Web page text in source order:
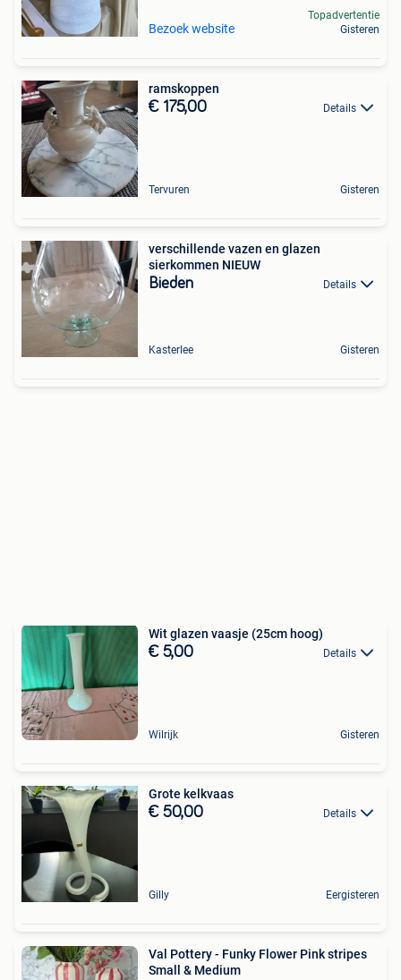
Bezoek website
Topadvertentie
Gisteren
ramskoppen
€ 175,00 Details
Tervuren Gisteren
verschillende vazen en glazen
sierkommen NIEUW
Bieden Details
Kasterlee Gisteren
Wit glazen vaasje (25cm hoog)
€ 5,00 Details
Wilrijk Gisteren
Grote kelkvaas
€ 50,00 Details
Gilly Eergisteren
Val Pottery - Funky Flower Pink stripes
Small & Medium